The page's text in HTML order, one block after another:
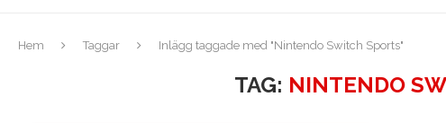
Hem Taggar Inlägg taggade med "Nintendo Switch Sports"
TAG: NINTENDO